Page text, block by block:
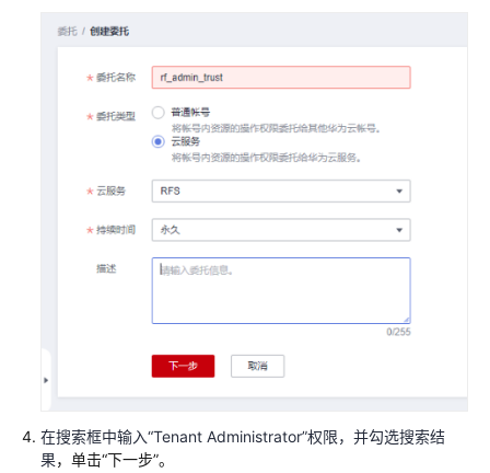
资
快
在搜索框中输入“Tenant Administrator”权限，并勾选搜索结
果，单击“下一步”。